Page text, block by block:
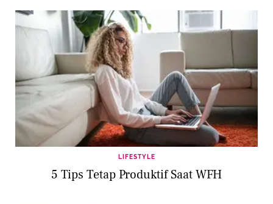
LIFESTYLE
5 Tips Tetap Produktif Saat WFH